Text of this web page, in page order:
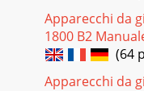
Apparecchi da
1800 B2
(64
Apparecchi da